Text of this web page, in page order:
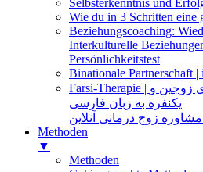
Selbsterkenntnis und
Wie du in 3 Schritten eine
Beziehungscoaching:
Interkulturelle
Persönlichkeitstest
Binationale Partnerschaft
Farsi-Therapie | مشاوره و روانکاوی برای زوجین و
یکنفره به زبان فارسی
زوج درمانی آنلاین
Methoden
▼
Methoden